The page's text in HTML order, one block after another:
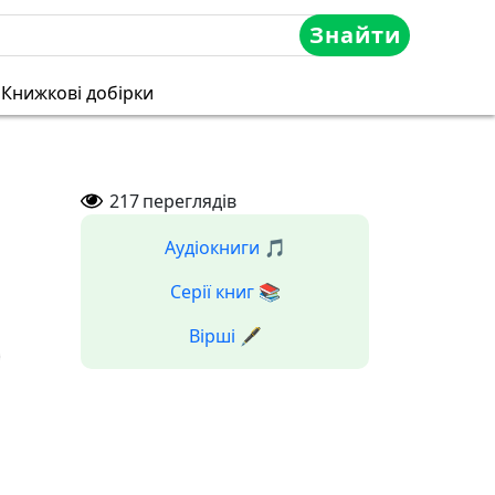
Знайти
Книжкові добірки
217переглядів
Аудіокниги 🎵
Серії книг 📚
Вірші 🖋️